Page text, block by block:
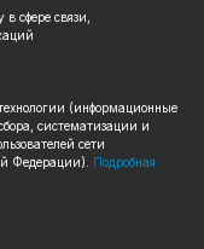
сфере связи,
(информационные
систематизации и
сети
Федерации). Подробная